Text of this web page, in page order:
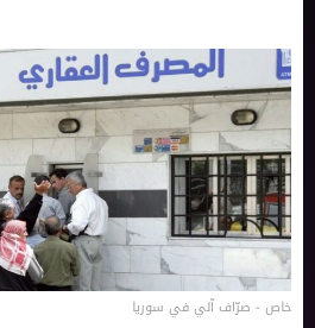
خاص - صرّاف آلي في سوريا